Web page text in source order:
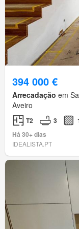
394 000 €
Arrecadação em
Aveiro
T2 3
Há 30+ dias
IDEALISTA.PT